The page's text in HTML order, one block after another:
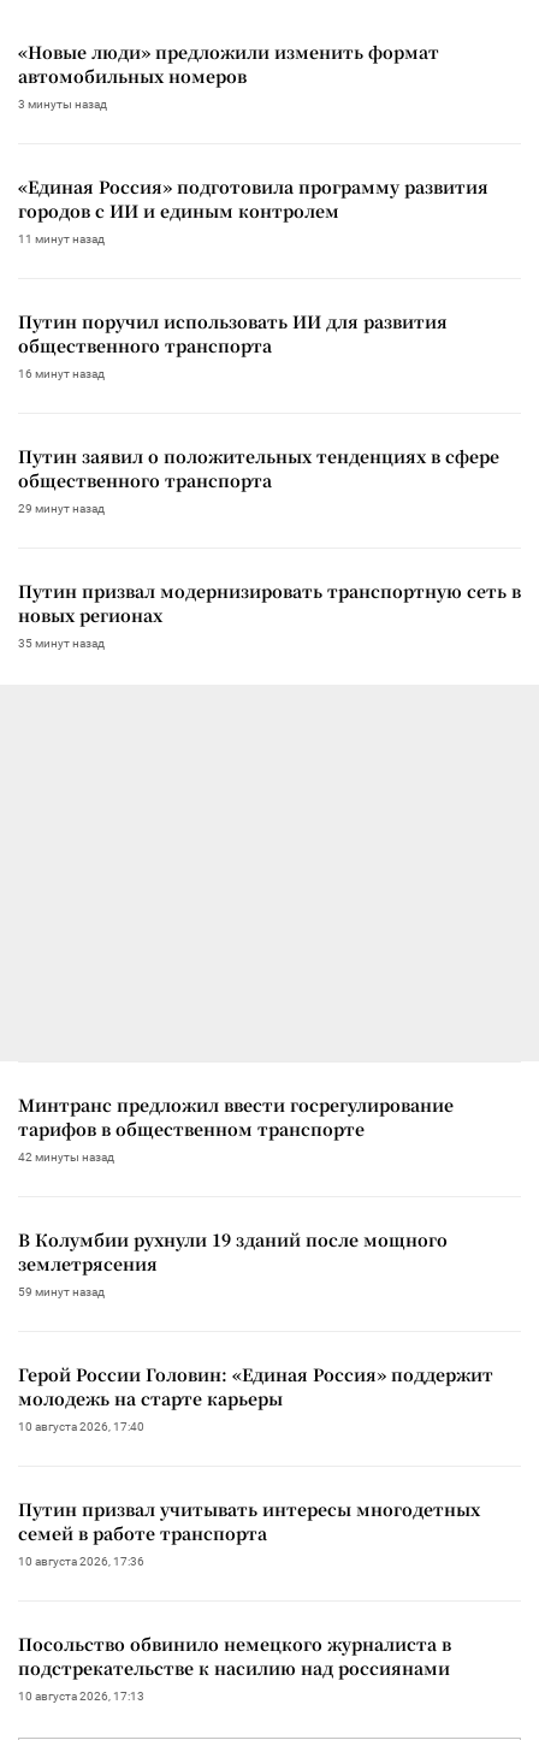
«Новые люди» предложили изменить формат
автомобильных номеров
3 минуты назад
«Единая Россия» подготовила программу развития
городов с ИИ и единым контролем
11 минут назад
Путин поручил использовать ИИ для развития
общественного транспорта
16 минут назад
Путин заявил о положительных тенденциях в сфере
общественного транспорта
29 минут назад
Путин призвал модернизировать транспортную сеть в
новых регионах
35 минут назад
Минтранс предложил ввести госрегулирование
тарифов в общественном транспорте
42 минуты назад
В Колумбии рухнули 19 зданий после мощного
землетрясения
59 минут назад
Герой России Головин: «Единая Россия» поддержит
молодежь на старте карьеры
10 августа 2026, 17:40
Путин призвал учитывать интересы многодетных
семей в работе транспорта
10 августа 2026, 17:36
Посольство обвинило немецкого журналиста в
подстрекательстве к насилию над россиянами
10 августа 2026, 17:13